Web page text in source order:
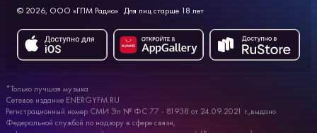
© 2026, ООО «ГПМ Радио» Для лиц старше 18 лет
*Только лучшая музыка
Сетевое издание ENERGYFM.RU
Регистрационный номер СМИ Эл № ФС 77 - 81938 от 24.09.2021 г.,выдано
Федеральной службой по надзору в сфере связи,